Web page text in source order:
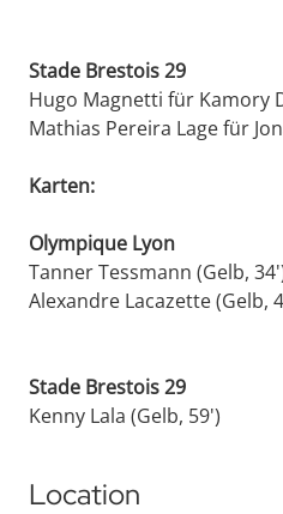
Stade Brestois 29
Hugo Magnetti für Kamory
Mathias Pereira Lage für
Karten:
Olympique Lyon
Tanner Tessmann (Gelb,
Alexandre Lacazette (Gelb,
Stade Brestois 29
Kenny Lala (Gelb, 59')
Location